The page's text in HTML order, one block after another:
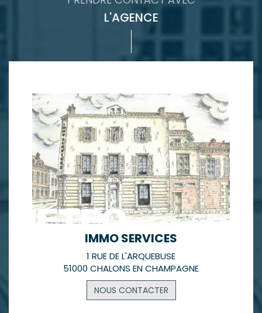
L'AGENCE
IMMO SERVICES
1 RUE DE L'ARQUEBUSE
51000 CHALONS EN CHAMPAGNE
NOUS CONTACTER